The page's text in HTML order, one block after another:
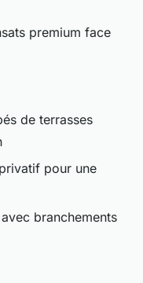
premium face
de terrasses
pour une
branchements